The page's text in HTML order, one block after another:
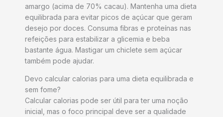
amargo (acima de 70% cacau). Mantenha uma dieta
equilibrada para evitar picos de açúcar que geram
desejo por doces. Consuma fibras e proteínas nas
refeições para estabilizar a glicemia e beba
bastante água. Mastigar um chiclete sem açúcar
também pode ajudar.
Devo calcular calorias para uma dieta equilibrada e
sem fome?
Calcular calorias pode ser útil para ter uma noção
inicial, mas o foco principal deve ser a qualidade